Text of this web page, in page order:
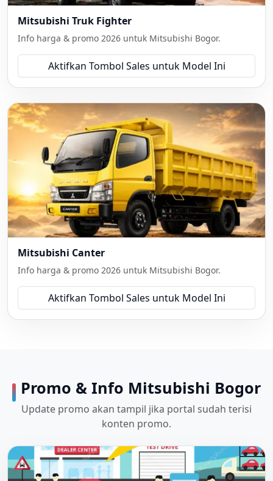
Mitsubishi Truk Fighter
Info harga & promo 2026 untuk Mitsubishi Bogor.
Aktifkan Tombol Sales untuk Model Ini
Mitsubishi Canter
Info harga & promo 2026 untuk Mitsubishi Bogor.
Aktifkan Tombol Sales untuk Model Ini
Promo & Info Mitsubishi Bogor
Update promo akan tampil jika portal sudah terisi
konten promo.